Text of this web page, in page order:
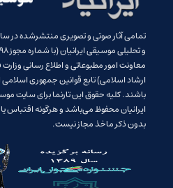
تمامی آثار صوتی و تصویری منتشرشده در
معاونت امور مطبوعاتی و اطلاع رسانی
ارشاد اسلامی) تابع قوانین جمهوری اسلامی
باشند. کلیه حقوق این تارنما برای سایت
ایرانیان محفوظ می‌باشد و هرگونه اقتباس
بدون ذکر ماخذ مجاز نیست.